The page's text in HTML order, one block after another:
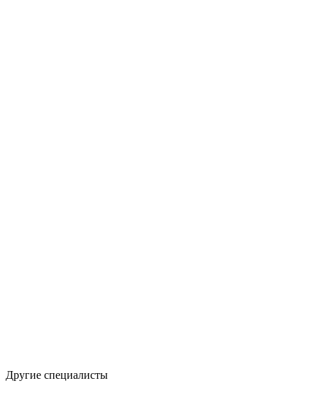
Другие специалисты